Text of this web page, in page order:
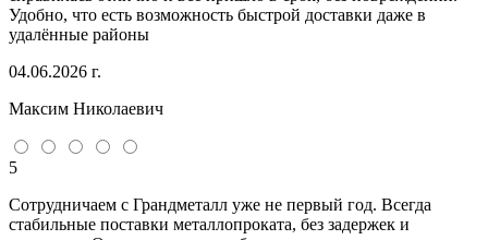
Удобно, что есть возможность быстрой доставки даже в
удалённые районы
04.06.2026 г.
Максим Николаевич
5
Сотрудничаем с Грандметалл уже не первый год. Всегда
стабильные поставки металлопроката, без задержек и